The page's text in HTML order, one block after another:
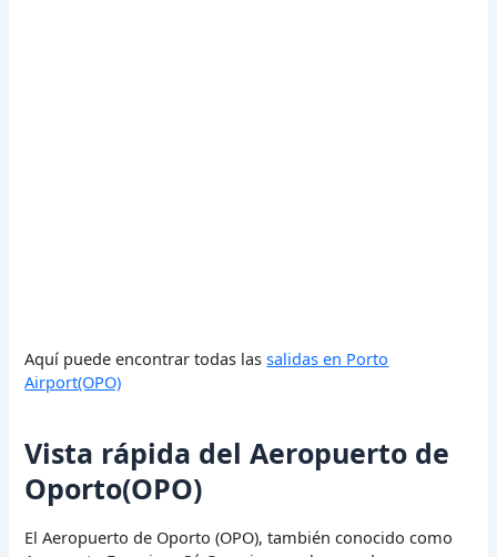
Aquí puede encontrar todas lassalidas en Porto
Airport(OPO)
Vista rápida del Aeropuerto de
Oporto(OPO)
El Aeropuerto de Oporto (OPO), también conocido como